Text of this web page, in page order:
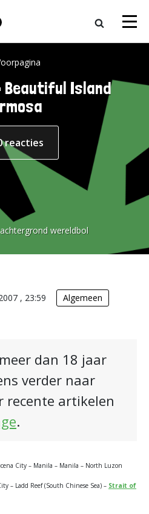
Beautiful Island
reacties
wereldbol
, 23:59 Algemeen
dan 18 jaar
verder naar
recente artikelen
.
City – Manila – Manila – North Luzon
– Ladd Reef (South Chinese Sea) – Strait of